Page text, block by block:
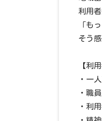
利用
「も
そう
【利
・一
・職
・利